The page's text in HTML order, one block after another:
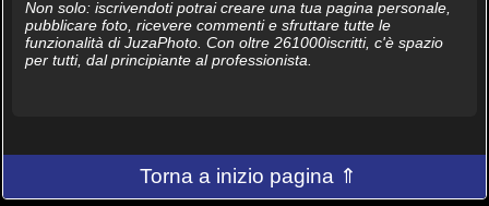
Non solo: iscrivendoti potrai creare una tua pagina personale,
pubblicare foto, ricevere commenti e sfruttare tutte le
funzionalità di JuzaPhoto. Con oltre 261000iscritti, c'è spazio
per tutti, dal principiante al professionista.
Torna a inizio pagina ⇑